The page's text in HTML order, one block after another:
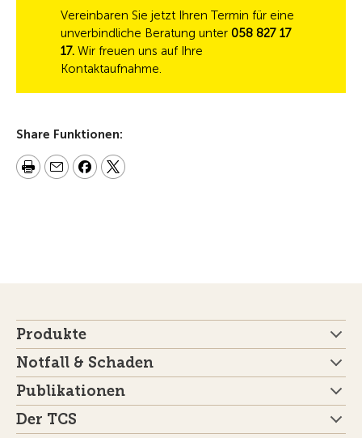
Vereinbaren Sie jetzt Ihren Termin für eine
unverbindliche Beratung unter 058 827 17
17. Wir freuen uns auf Ihre
Kontaktaufnahme.
Share Funktionen:
Produkte
Notfall & Schaden
Publikationen
Der TCS